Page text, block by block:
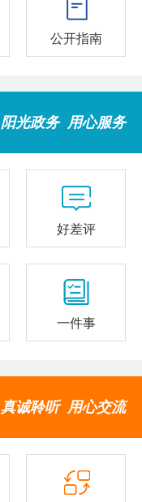
公开指南
阳光政务 用心服务
好差评
一件事
真诚聆听 用心交流